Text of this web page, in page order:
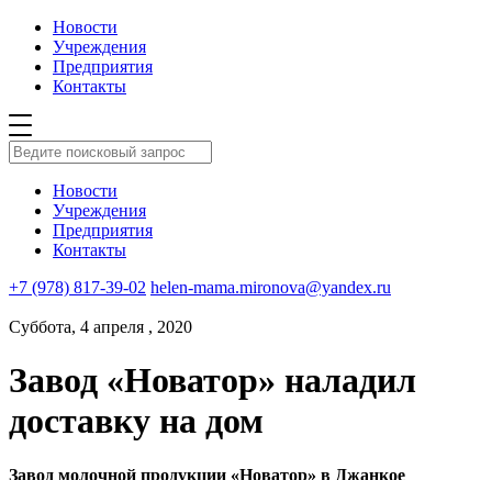
Новости
Учреждения
Предприятия
Контакты
Новости
Учреждения
Предприятия
Контакты
+7 (978) 817-39-02 helen-mama.mironova@yandex.ru
Суббота, 4 апреля , 2020
Завод «Новатор» наладил
доставку на дом
Завод молочной продукции «Новатор» в Джанкое